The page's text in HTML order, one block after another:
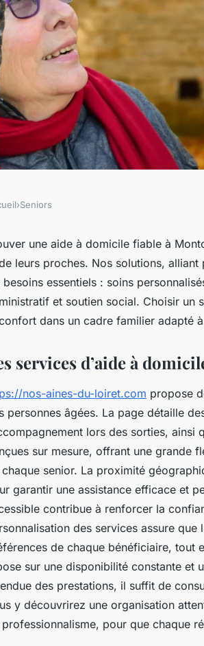
pour
solutions
›Seniors
une aide à domicile fiable à
leurs proches. Nos solutions,
besoins essentiels : soins
et soutien social. Choisir un
dans un cadre familier adapté
services d’aide à
nos-aines-du-loiret.com propose
personnes âgées. La page détaille
lors des sorties, ainsi
sur mesure, offrant une grande
senior. La proximité
garantir une assistance efficace et
contribue à renforcer la
des services assure
de chaque bénéficiaire, tout
sur une disponibilité constante et
des prestations, il suffit de
y découvrirez une organisation
pour que chaque